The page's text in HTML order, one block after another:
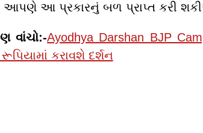
આપણે આ પ્રકારનું બળ પ્રાપ્ત કરી
વાંચો:-Ayodhya Darshan BJP
કરાવશે દર્શન